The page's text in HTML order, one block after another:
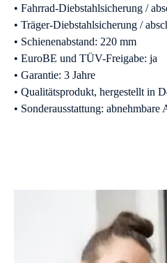
• Fahrrad-Diebstahlsicherung /
• Träger-Diebstahlsicherung /
• Schienenabstand: 220 mm
• EuroBE und TÜV-Freigabe: ja
• Garantie: 3 Jahre
• Qualitätsprodukt, hergestellt in
• Sonderausstattung: abnehmbare